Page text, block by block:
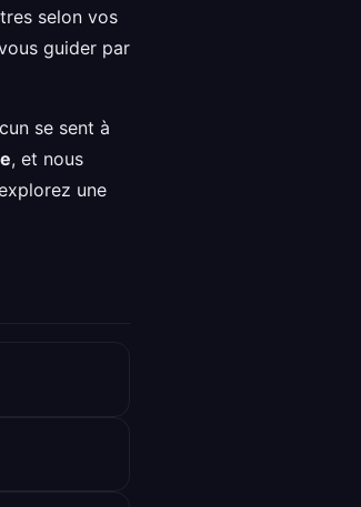
selon vos
guider par
se sent à
, et nous
une